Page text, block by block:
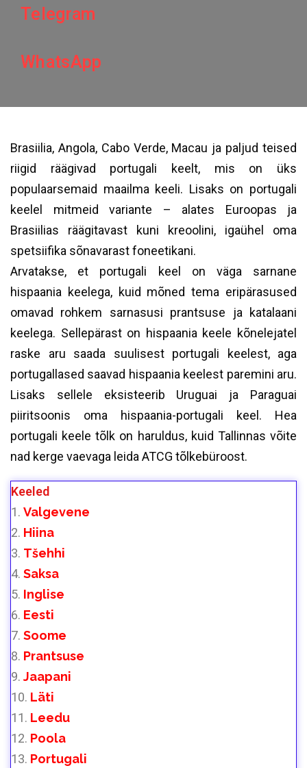
Telegram
WhatsApp
Brasiilia, Angola, Cabo Verde, Macau ja paljud teised
riigid räägivad portugali keelt, mis on üks
populaarsemaid maailma keeli. Lisaks on portugali
keelel mitmeid variante – alates Euroopas ja
Brasiilias räägitavast kuni kreoolini, igaühel oma
spetsiifika sõnavarast foneetikani.
Arvatakse, et portugali keel on väga sarnane
hispaania keelega, kuid mõned tema eripärasused
omavad rohkem sarnasusi prantsuse ja katalaani
keelega. Sellepärast on hispaania keele kõnelejatel
raske aru saada suulisest portugali keelest, aga
portugallased saavad hispaania keelest paremini aru.
Lisaks sellele eksisteerib Uruguai ja Paraguai
piiritsoonis oma hispaania-portugali keel. Hea
portugali keele tõlk on haruldus, kuid Tallinnas võite
nad kerge vaevaga leida ATCG tõlkebüroost.
Keeled
Valgevene
Hiina
Tšehhi
Saksa
Inglise
Eesti
Soome
Prantsuse
Jaapani
Läti
Leedu
Poola
Portugali